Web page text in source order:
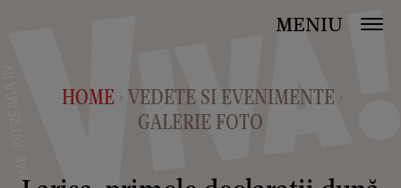
MENIU
HOME > VEDETE SI EVENIMENTE >
GALERIE FOTO